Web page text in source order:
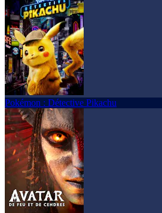
Pokémon : Détective Pikachu